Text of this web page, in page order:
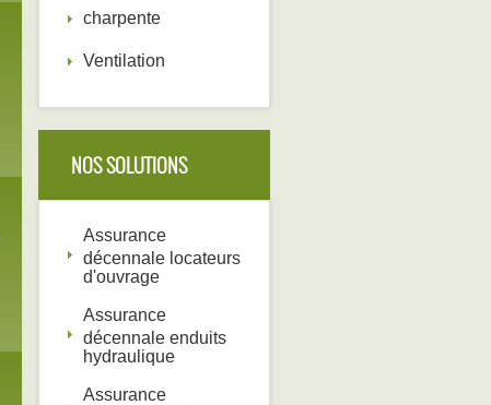
charpente
Ventilation
NOS SOLUTIONS
Assurance
décennale locateurs
d'ouvrage
Assurance
décennale enduits
hydraulique
Assurance